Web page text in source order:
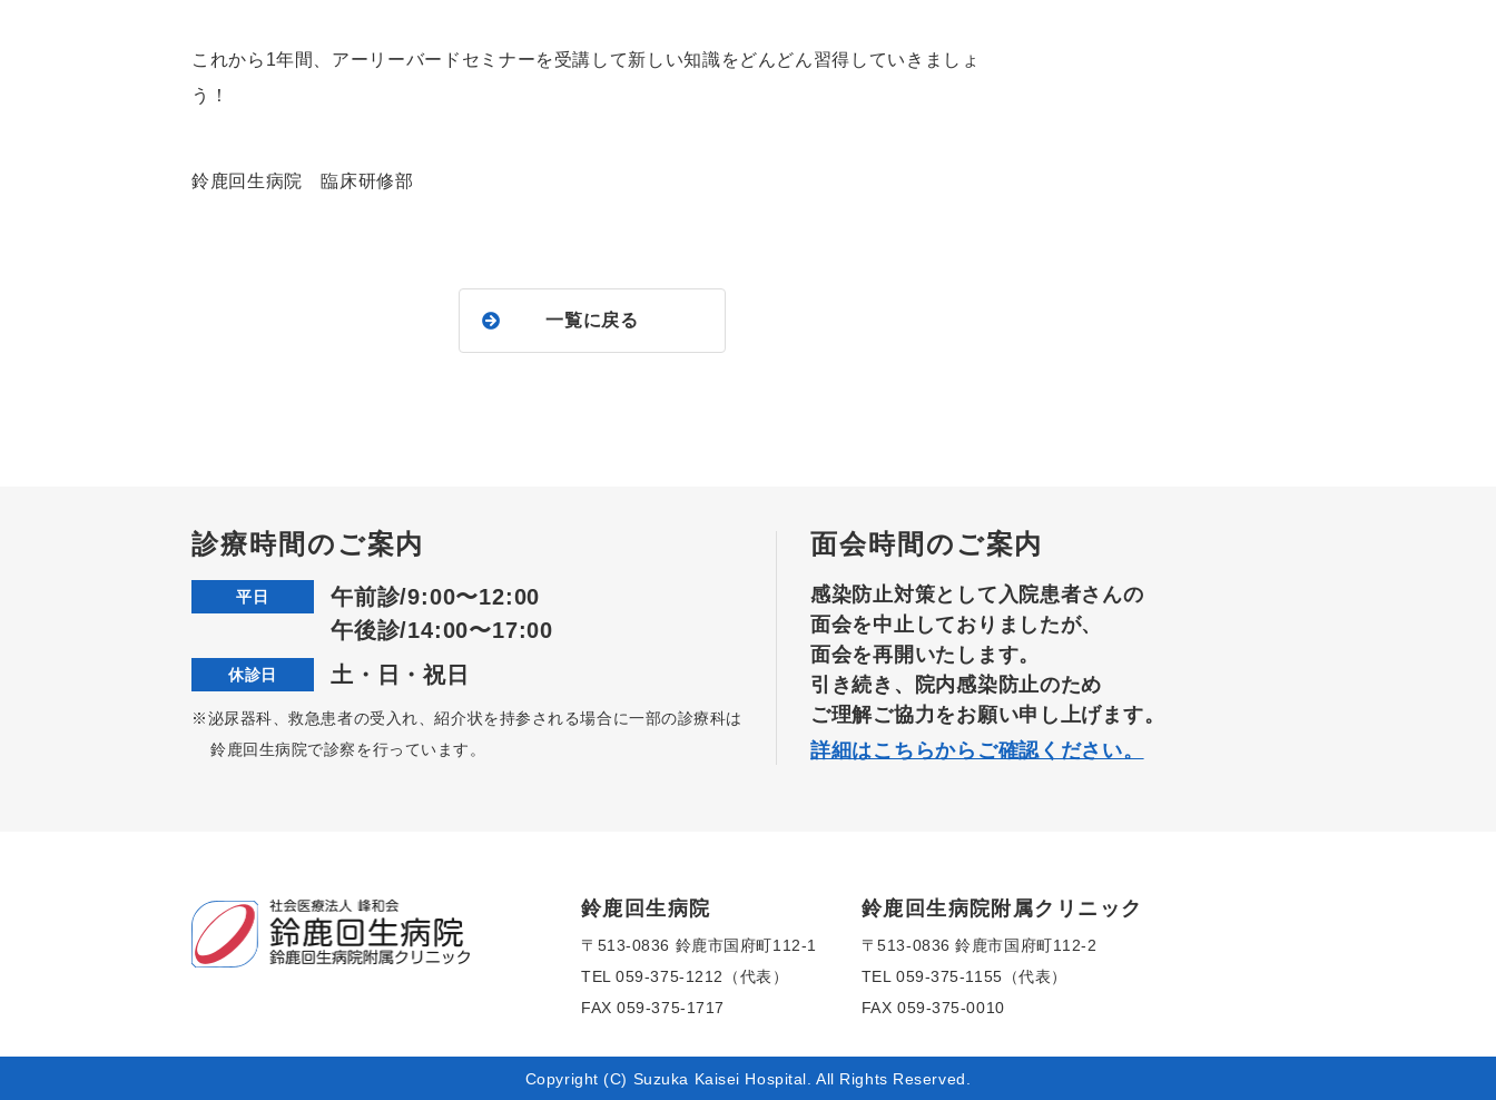
これから1年間、アーリーバードセミナーを受講して新しい知識をどんどん習得していきましょ
う！
鈴鹿回生病院 臨床研修部
一覧に戻る
診療時間のご案内
平日
午前診/9:00〜12:00
午後診/14:00〜17:00
休診日 土・日・祝日
※泌尿器科、救急患者の受入れ、紹介状を持参される場合に一部の診療科は
鈴鹿回生病院で診察を行っています。
面会時間のご案内
感染防止対策として入院患者さんの
面会を中止しておりましたが、
面会を再開いたします。
引き続き、院内感染防止のため
ご理解ご協力をお願い申し上げます。
詳細はこちらからご確認ください。
鈴鹿回生病院
〒513-0836 鈴鹿市国府町112-1
TEL059-375-1212（代表）
FAX 059-375-1717
鈴鹿回生病院附属クリニック
〒513-0836 鈴鹿市国府町112-2
TEL059-375-1155（代表）
FAX 059-375-0010
Copyright (C) Suzuka Kaisei Hospital. All Rights Reserved.